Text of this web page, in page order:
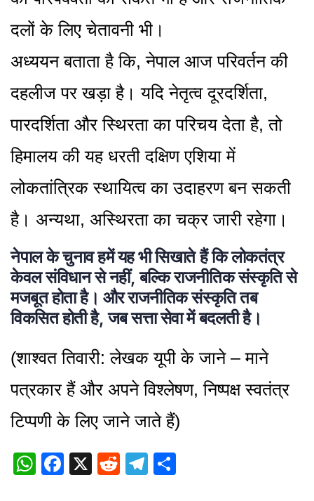
दलों के लिए चेतावनी भी।
अध्ययन बताता है कि, नेपाल आज परिवर्तन की
दहलीज पर खड़ा है। यदि नेतृत्व दूरदर्शिता,
पारदर्शिता और स्थिरता का परिचय देता है, तो
हिमालय की यह धरती दक्षिण एशिया में
लोकतांत्रिक स्थायित्व का उदाहरण बन सकती
है। अन्यथा, अस्थिरता का चक्र जारी रहेगा।
नेपाल के चुनाव हमें यह भी सिखाते हैं कि लोकतंत्र
केवल संविधान से नहीं, बल्कि राजनीतिक संस्कृति से
मजबूत होता है। और राजनीतिक संस्कृति तब
विकसित होती है, जब सत्ता सेवा में बदलती है।
(शाश्वत तिवारी: लेखक यूपी के जाने – माने
पत्रकार हैं और अपने विश्लेषण, निष्पक्ष स्वतंत्र
टिप्पणी के लिए जाने जाते हैं)
WhatsApp
Facebook
X RedditTelegram